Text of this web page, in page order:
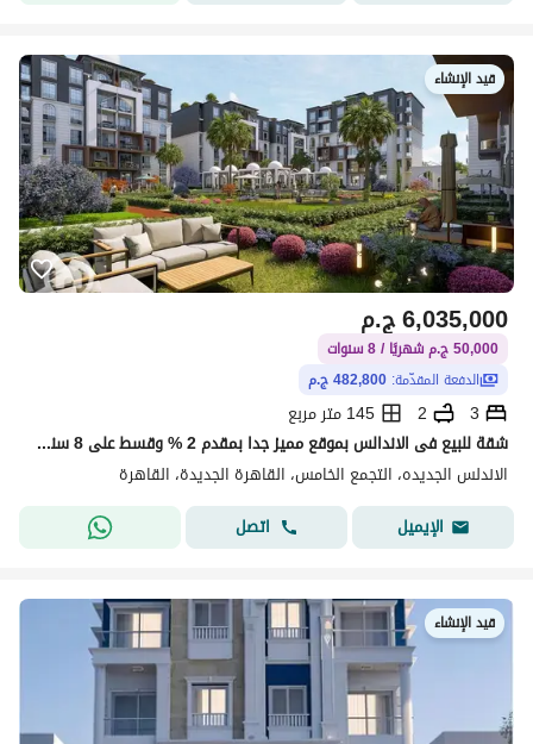
قيد الإنشاء
ج.م6,035,000
50,000 ج.م شهريًا / 8 سنوات
الدفعة المقدّمة: 482,800 ج.م
3
2
145 متر مربع
شقة للبيع فى الاندالس بموقع مميز جدا بمقدم 2 % وقسط على 8 سنوات
الاندلس الجديده، التجمع الخامس، القاهرة الجديدة، القاهرة
الإيميل
اتصل
قيد الإنشاء